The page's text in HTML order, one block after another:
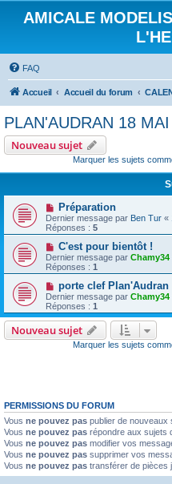
AMICALE
FAQ
Accueil Accueil du forum
PLAN'AUDRAN 18
Nouveau sujet
Marquer les sujets
Préparation
Dernier message par Ben Tur «
Réponses : 5
C'est pour bientôt !
Dernier message par Chamy34
Réponses : 1
porte clef Plan'Audran
Dernier message par Chamy34
Réponses : 1
Nouveau sujet
Marquer les sujets
PERMISSIONS DU FORUM
Vous ne pouvez pas publier de nouveaux
Vous ne pouvez pas répondre aux sujets
Vous ne pouvez pas modifier vos
Vous ne pouvez pas supprimer vos
Vous ne pouvez pas transférer de pièces